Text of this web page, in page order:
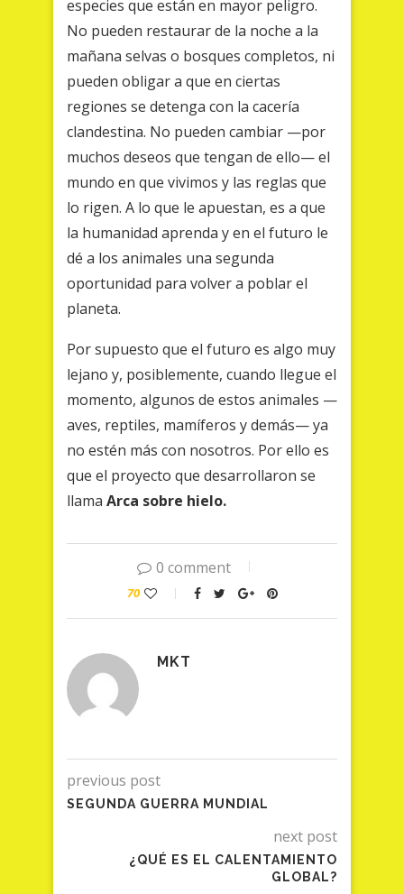
especies que están en mayor peligro.
No pueden restaurar de la noche a la
mañana selvas o bosques completos, ni
pueden obligar a que en ciertas
regiones se detenga con la cacería
clandestina. No pueden cambiar —por
muchos deseos que tengan de ello— el
mundo en que vivimos y las reglas que
lo rigen. A lo que le apuestan, es a que
la humanidad aprenda y en el futuro le
dé a los animales una segunda
oportunidad para volver a poblar el
planeta.
Por supuesto que el futuro es algo muy
lejano y, posiblemente, cuando llegue el
momento, algunos de estos animales —
aves, reptiles, mamíferos y demás— ya
no estén más con nosotros. Por ello es
que el proyecto que desarrollaron se
llama Arca sobre hielo.
0 comment
70
MKT
previous post
SEGUNDA GUERRA MUNDIAL
next post
¿QUÉ ES EL CALENTAMIENTO
GLOBAL?